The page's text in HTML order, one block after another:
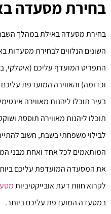
בחירת מסעדה
בחירת מסעדה באילת במהלך
השונים הנלווים לבחירת מסעדות
התפריט המועדף עליכם (איטלקי,
וכדומה) והאווירה המועדפת
בעיר תוכלו ליהנות מאווירה
תוכלו ליהנות מאווירה תוססת
לבילוי משפחתי בשבת, חשוב
המותאמים לכל אחד ואחת מבני
את המסעדה המועדפת עליכם
לקרוא חוות דעת אובייקטיביות
במסעדה המועדפת עליכם ביותר.